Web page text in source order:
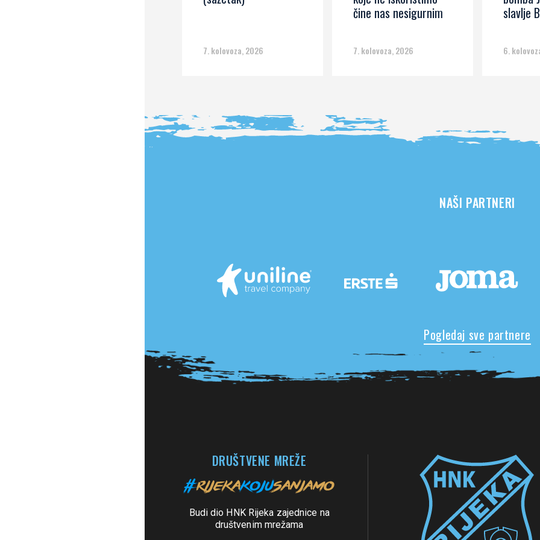
7. kolovoza, 2026
čine nas nesigurnim
7. kolovoza, 2026
slavlje
6.
NAŠI PARTNERI
Pogledaj sve partnere
DRUŠTVENE MREŽE
Budi dio HNK Rijeka zajednice na
društvenim mrežama